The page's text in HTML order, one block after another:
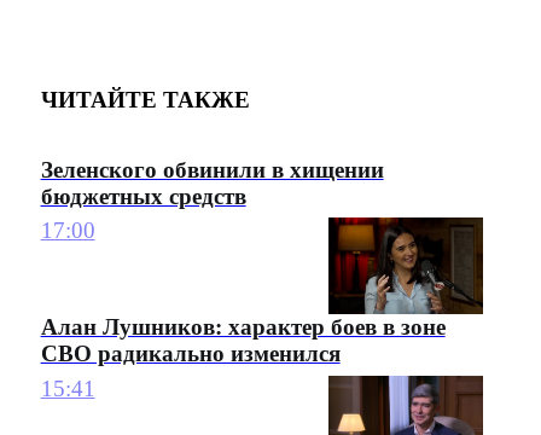
ЧИТАЙТЕ ТАКЖЕ
Зеленского обвинили в хищении
бюджетных средств
17:00
Алан Лушников: характер боев в зоне
СВО радикально изменился
15:41